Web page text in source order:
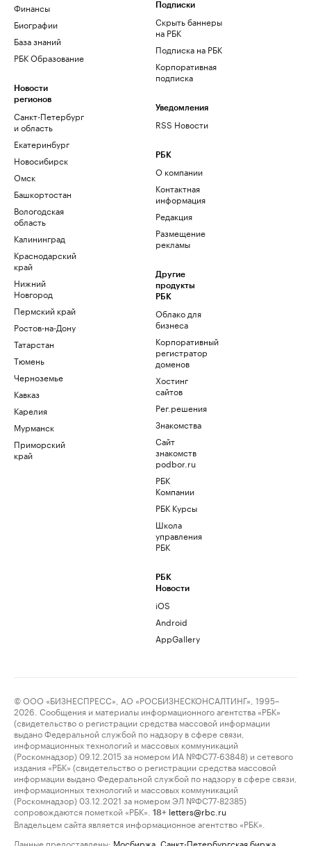
Финансы
Биографии
База знаний
РБК Образование
Новости
регионов
Санкт-Петербург
и область
Екатеринбург
Новосибирск
Омск
Башкортостан
Вологодская
область
Калининград
Краснодарский
край
Нижний
Новгород
Пермский край
Ростов-на-Дону
Татарстан
Тюмень
Черноземье
Кавказ
Карелия
Мурманск
Приморский
край
Подписки
Скрыть баннеры
на РБК
Подписка на РБК
Корпоративная
подписка
Уведомления
RSS Новости
РБК
О компании
Контактная
информация
Редакция
Размещение
рекламы
Другие
продукты
РБК
Облако для
бизнеса
Корпоративный
регистратор
доменов
Хостинг
сайтов
Рег.решения
Знакомства
Сайт
знакомств
podbor.ru
РБК
Компании
РБК Курсы
Школа
управления
РБК
РБК
Новости
iOS
Android
AppGallery
© ООО «БИЗНЕСПРЕСС», АО «РОСБИЗНЕСКОНСАЛТИНГ», 1995–
2026. Сообщения и материалы информационного агентства «РБК»
(свидетельство о регистрации средства массовой информации
выдано Федеральной службой по надзору в сфере связи,
информационных технологий и массовых коммуникаций
(Роскомнадзор) 09.12.2015 за номером ИА №ФС77-63848) и сетевого
издания «РБК» (свидетельство о регистрации средства массовой
информации выдано Федеральной службой по надзору в сфере связи,
информационных технологий и массовых коммуникаций
(Роскомнадзор) 03.12.2021 за номером ЭЛ №ФС77-82385)
сопровождаются пометкой «РБК».
18+ letters@rbc.ru
Владельцем сайта является информационное агентство «РБК».
Данные предоставлены: Мосбиржа Санкт-Петербургская биржа